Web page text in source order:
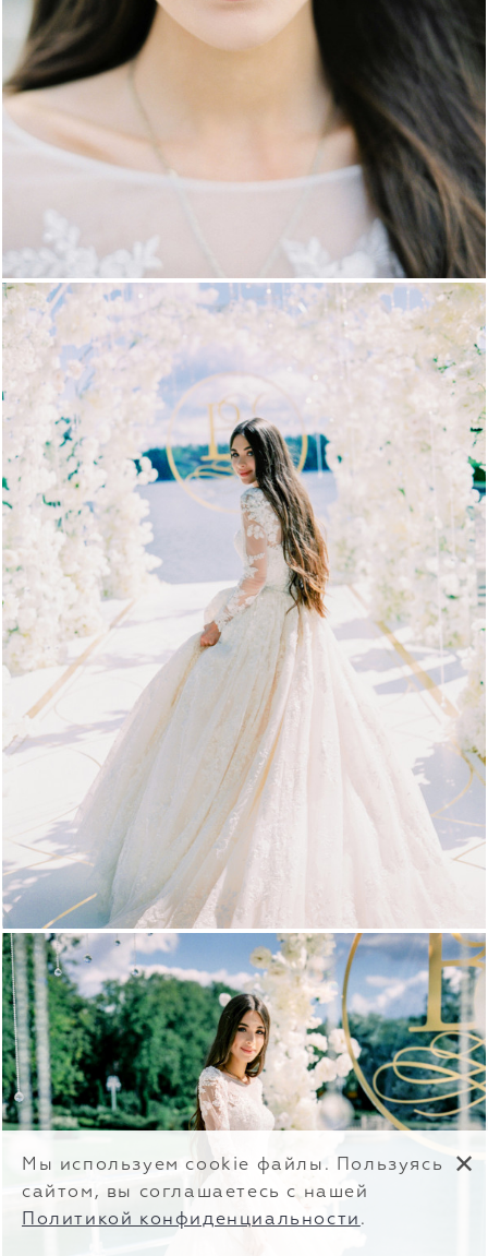
Мы используем cookie файлы. Пользуясь
сайтом, вы соглашаетесь с нашей
Политикой конфиденциальности .
✕